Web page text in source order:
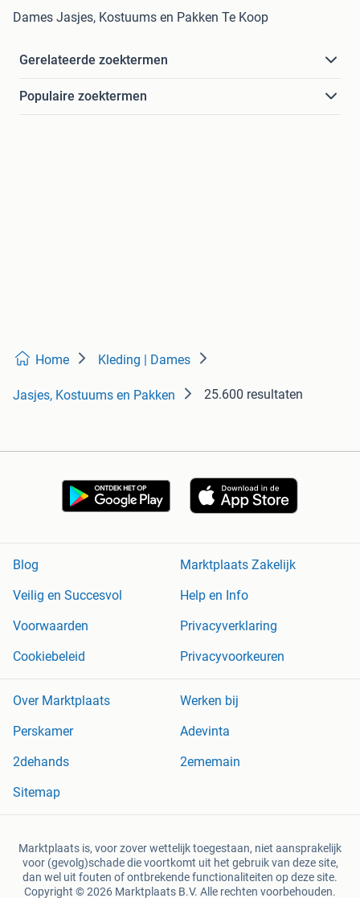
Dames Jasjes, Kostuums en Pakken Te Koop
Gerelateerde zoektermen
Populaire zoektermen
Home Kleding | Dames
Jasjes, Kostuums en Pakken 25.600 resultaten
Blog
Marktplaats Zakelijk
Veilig en Succesvol
Help en Info
Voorwaarden
Privacyverklaring
Cookiebeleid
Privacyvoorkeuren
Over Marktplaats
Werken bij
Perskamer
Adevinta
2dehands
2ememain
Sitemap
Marktplaats is, voor zover wettelijk toegestaan, niet aansprakelijk
voor (gevolg)schade die voortkomt uit het gebruik van deze site,
dan wel uit fouten of ontbrekende functionaliteiten op deze site.
Copyright © 2026 Marktplaats B.V. Alle rechten voorbehouden.